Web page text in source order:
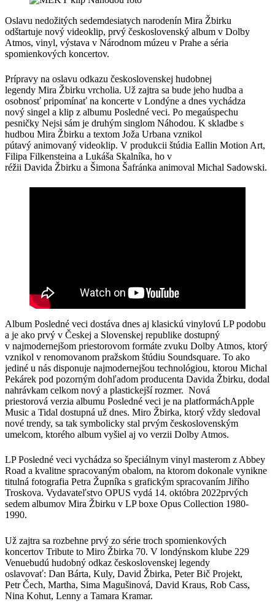
Oslavu nedožitých sedemdesiatych narodenín Mira Žbirku
odštartuje nový videoklip, prvý československý album v Dolby
Atmos, vinyl, výstava v Národnom múzeu v Prahe a séria
spomienkových koncertov.
Prípravy na oslavu odkazu československej hudobnej
legendy Mira Žbirku vrcholia. Už zajtra sa bude jeho hudba a
osobnosť pripomínať na koncerte v Londýne a dnes vychádza
nový singel a klip z albumu Posledné veci. Po megaúspechu
pesničky Nejsi sám je druhým singlom Náhodou. K skladbe s
hudbou Mira Žbirku a textom Joža Urbana vznikol
pútavý animovaný videoklip. V produkcii štúdia Eallin Motion Art,
Filipa Filkensteina a Lukáša Skalníka, ho v
réžii Davida Žbirku a Šimona Šafránka animoval Michal Sadowski.
Album Posledné veci dostáva dnes aj klasickú vinylovú LP podobu
a je ako prvý v Českej a Slovenskej republike dostupný
v najmodernejšom priestorovom formáte zvuku Dolby Atmos, ktorý
vznikol v renomovanom pražskom štúdiu Soundsquare. To ako
jediné u nás disponuje najmodernejšou technológiou, ktorou Michal
Pekárek pod pozorným dohľadom producenta Davida Žbirku, dodal
nahrávkam celkom nový a plastickejší rozmer. Nová
priestorová verzia albumu Posledné veci je na platformáchApple
Music a Tidal dostupná už dnes. Miro Žbirka, ktorý vždy sledoval
nové trendy, sa tak symbolicky stal prvým československým
umelcom, ktorého album vyšiel aj vo verzii Dolby Atmos.
LP Posledné veci vychádza so špeciálnym vinyl masterom z Abbey
Road a kvalitne spracovaným obalom, na ktorom dokonale vynikne
titulná fotografia Petra Župníka s grafickým spracovaním Jiřího
Troskova. Vydavateľstvo OPUS vydá 14. októbra 2022prvých
sedem albumov Mira Žbirku v LP boxe Opus Collection 1980-
1990.
Už zajtra sa rozbehne prvý zo série troch spomienkových
koncertov Tribute to Miro Žbirka 70. V londýnskom klube 229
Venuebudú hudobný odkaz československej legendy
oslavovať: Dan Bárta, Kuly, David Žbirka, Peter Bič Projekt,
Petr Čech, Martha, Sima Magušinová, David Kraus, Rob Cass,
Nina Kohut, Lenny a Tamara Kramar.